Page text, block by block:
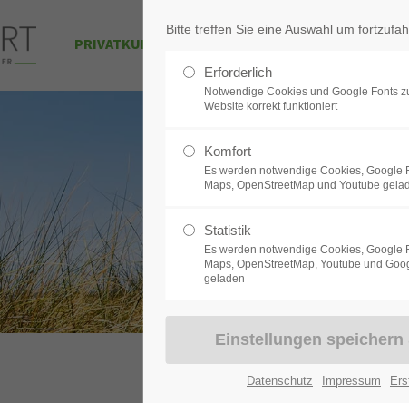
PRIVATKUNDEN
Bitte treffen Sie eine Auswahl um
Erforderlich
Notwendige Cookies und Google Fonts
Website korrekt funktioniert
Komfort
Es werden notwendige Cookies, Google
Maps, OpenStreetMap und Youtube
Statistik
Es werden notwendige Cookies, Google
Maps, OpenStreetMap, Youtube und
geladen
Datenschutz Impressum